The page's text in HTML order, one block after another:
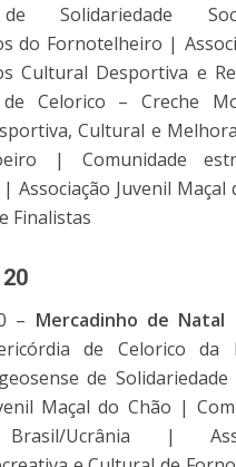
de Solidariedade
do Fornotelheiro |
Cultural Desportiva e
Celorico – Creche
Cultural e
| Comunidade
Associação Juvenil Maçal
Finalistas
– Mercadinho de Natal
de Celorico da
de Solidariedade
Maçal do Chão |
Ucrânia |